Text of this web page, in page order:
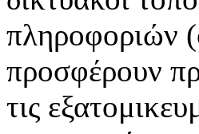
πληροφοριών
προσφέρουν
τις